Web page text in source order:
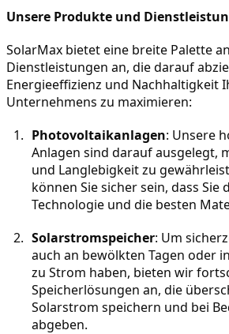
Unsere Produkte und
SolarMax bietet eine breite Palette
Dienstleistungen an, die darauf
Energieeffizienz und Nachhaltigkeit
Unternehmens zu maximieren:
Photovoltaikanlagen: Unsere
Anlagen sind darauf ausgelegt,
und Langlebigkeit zu
können Sie sicher sein, dass Sie
Technologie und die besten
Solarstromspeicher: Um
auch an bewölkten Tagen oder
zu Strom haben, bieten wir
Speicherlösungen an, die
Solarstrom speichern und bei
abgeben.